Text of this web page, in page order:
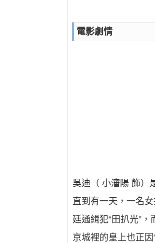
電影劇情
吳迪（ 小瀋陽 飾）
直到有一天，一名
廷通緝犯“田扒光”
京城裡的皇上也正